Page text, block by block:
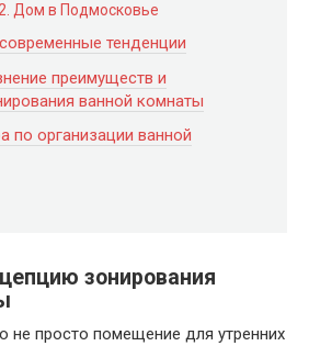
Дом в Подмосковье
тенденции
преимуществ и
ванной комнаты
по организации ванной
зонирования
не просто помещение для утренних